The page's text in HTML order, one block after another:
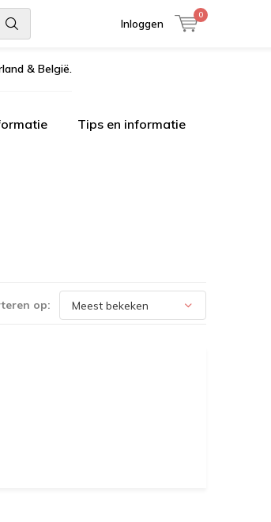
Inloggen
0
& België.
Tips en informatie
op: